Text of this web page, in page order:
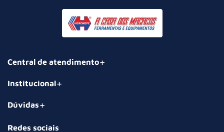
Central de atendimento
Institucional
Dúvidas
Redes sociais